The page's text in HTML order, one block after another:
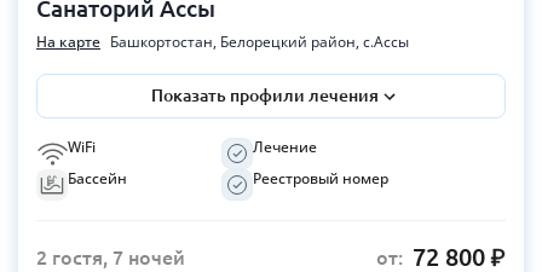
Санаторий Ассы
На карте Башкортостан, Белорецкий район, с.Ассы
Показать профили лечения
WiFi
Бассейн
Лечение
Реестровый номер
2 гостя, 7 ночей от: 72 800